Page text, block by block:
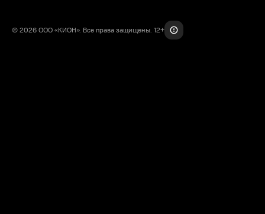
© 2026 ООО «КИОН». Все права защищены. 12+